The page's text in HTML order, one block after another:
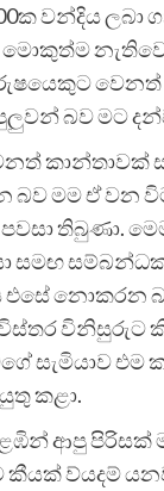
වන්දිය ලබා
මොකුත්ම
බව මට
කාන්තාවක්
බව මම ඒ වන
තිබුණා.
සමඟ
නොකරන
විනිසුරුට
සැමියාව එම
කළා.
ආපු පිරිසක්
කීයක් ව්යදම්